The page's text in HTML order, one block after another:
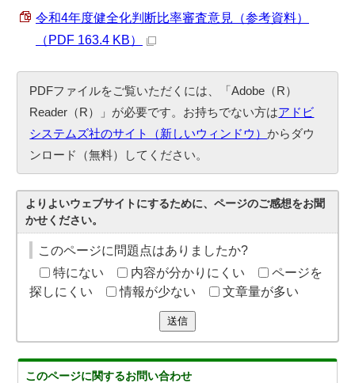
令和4年度健全化判断比率審査意見（参考資料）
（PDF 163.4 KB）
PDFファイルをご覧いただくには、「Adobe（R）
Reader（R）」が必要です。お持ちでない方はアドビ
システムズ社のサイト（新しいウィンドウ）からダウ
ンロード（無料）してください。
よりよいウェブサイトにするために、ページのご感想をお聞
かせください。
このページに問題点はありましたか?
特にない
内容が分かりにくい
ページを
探しにくい
情報が少ない 文章量が多い
送信
このページに関するお問い合わせ